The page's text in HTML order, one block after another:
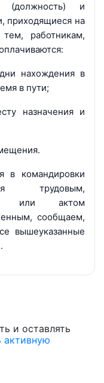
(должность) и
приходящиеся на
работникам,
нахождения в
в пути;
назначения и
в командировки
трудовым,
или актом
сообщаем,
вышеуказанные
и оставлять
активную